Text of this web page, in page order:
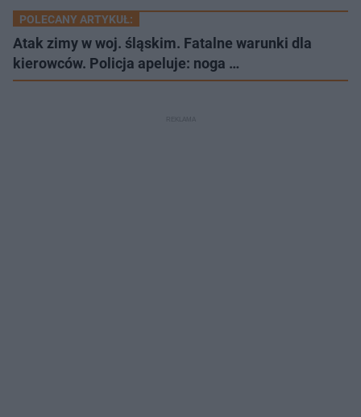
POLECANY ARTYKUŁ:
Atak zimy w woj. śląskim. Fatalne warunki dla
kierowców. Policja apeluje: noga …